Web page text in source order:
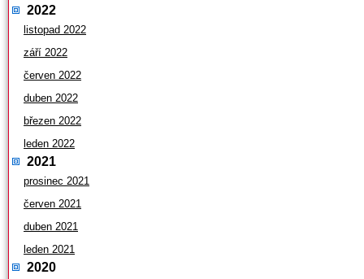
2022
listopad 2022
září 2022
červen 2022
duben 2022
březen 2022
leden 2022
2021
prosinec 2021
červen 2021
duben 2021
leden 2021
2020